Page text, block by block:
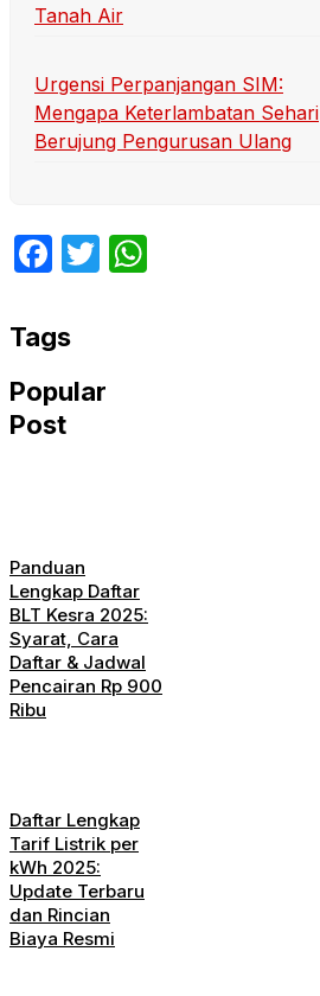
Tanah Air
Urgensi Perpanjangan SIM:
Mengapa Keterlambatan Sehari
Berujung Pengurusan Ulang
Facebook
Twitter
Tags
Popular
Post
Panduan
Lengkap Daftar
BLT Kesra 2025:
Syarat, Cara
Daftar & Jadwal
Pencairan Rp 900
Ribu
Daftar Lengkap
Tarif Listrik per
kWh 2025:
Update Terbaru
dan Rincian
Biaya Resmi